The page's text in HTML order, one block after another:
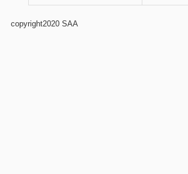
copyright2020 SAA